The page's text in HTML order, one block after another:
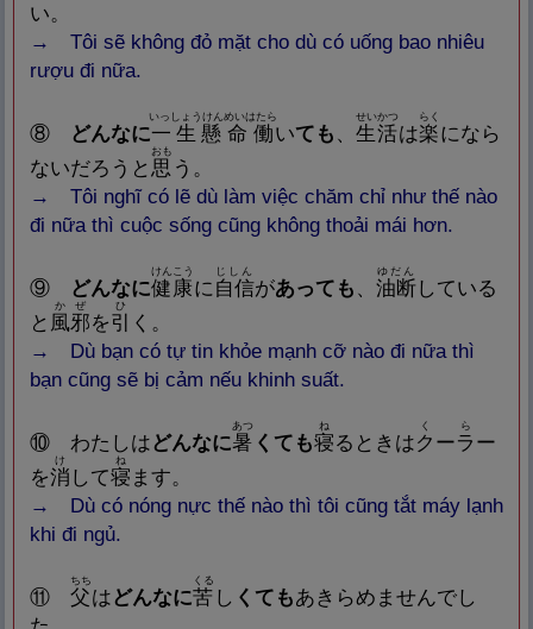
Nghĩa: Tôi, tao tớ, người hầu,
đầy tớ
い。
→ Tôi sẽ không đỏ mặt cho dù có uống bao nhiêu
rượu đi nữa.
⑧ どんなに一生懸
Nghĩa: Treo lên, cách biệt, tồn
命働
いっしょうけんめいはたら
いても 生活
せいかつ
は楽
らく
になら
ないだろうと 思
おも
う。
→ Tôi nghĩ có lẽ dù làm việc chăm chỉ như thế nào
đi nữa thì cuộc sống cũng không thoải mái hơn.
⑨ どんなに健 康
けんこう
に 自信
じしん
があっても 油断
ゆだん
している
と 風邪
Nghĩa: Không ngay thẳng, bất
かぜ
を引
ひ
く。
→ Dù bạn có tự tin khỏe mạnh cỡ nào đi nữa thì
bạn cũng sẽ bị cảm nếu khinh suất.
⑩ わたしはどんなに暑
あつ
くても寝
ね
るときはク
く
ーラ
ら
ー
を消
け
して寝
ね
ます。
→ Dù có nóng nực thế nào thì tôi cũng tắt máy lạnh
khi đi ngủ.
⑪ 父
ちち
はどんなに苦
くる
し くてもあきらめませんでし